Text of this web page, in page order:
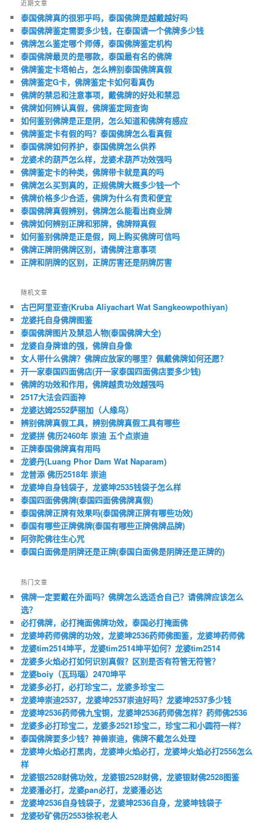
近期文章
泰国佛牌真的很邪乎吗，泰国佛牌是越戴越好吗
泰国佛牌鉴定需要多少钱，在泰国请一个佛牌多少钱
佛牌怎么鉴定哪个师傅，泰国佛牌鉴定机构
泰国佛牌最灵的是哪款，泰国最有名的佛牌
佛牌鉴定卡塔帕占，怎么辨别泰国佛牌真假
佛牌鉴定G卡，佛牌鉴定卡如何看真伪
佛牌的禁忌和注意事项，戴佛牌的好处和禁忌
佛牌如何辨认真假，佛牌鉴定网查询
如何鉴别佛牌是正是阴，怎么知道和佛牌有感应
佛牌鉴定卡有假的吗？泰国佛牌怎么看真假
泰国佛牌如何养护，泰国佛牌怎么供养
龙婆术的葫芦怎么样，龙婆术葫芦功效强吗
佛牌鉴定卡的种类，佛牌带卡就是真的吗
佛牌怎么买到真的，正规佛牌大概多少钱一个
佛牌价格多少合适，佛牌为什么有贵和便宜
泰国佛牌真假辨别，佛牌怎么能看出商业牌
佛牌如何辨别正牌和邪牌，佛牌辩真假
如何鉴别佛牌是正是假，网上购买佛牌可信吗
佛牌正牌阴佛牌区别，请佛牌注意事项
正牌和阴牌的区别，正牌厉害还是阴牌厉害
随机文章
古巴阿里亚查(Kruba Aliyachart Wat Sangkeowpothiyan)
龙婆托自身佛牌图鉴
泰国佛牌图片及禁忌人物(泰国佛牌大全)
龙婆自身牌谁的强，佛牌自身像
女人带什么佛牌？佛牌应放家的哪里？佩戴佛牌如何还愿？
开一家泰国四面佛店(开一家泰国四面佛店要多少钱)
佛牌的功效和作用，佛牌越贵功效越强吗
2517大法会四面神
龙婆达姆2552萨丽加（人缘鸟）
辨别佛牌真假工具，辨别佛牌真假工具有哪些
龙婆拼 佛历2460年 崇迪 五个点崇迪
正牌泰国佛牌真有用吗
龙婆丹(Luang Phor Dam Wat Naparam)
龙普添 佛历2518年 崇迪
龙婆坤自身钱袋子，龙婆坤2535钱袋子怎么样
泰国四面佛佛牌(泰国四面佛佛牌真假)
泰国佛牌正牌有效果吗(泰国佛牌正牌有哪些功效)
泰国有哪些正牌佛牌(泰国有哪些正牌佛牌品牌)
阿弥陀佛往生心咒
泰国白面佛是阴牌还是正牌(泰国白面佛是阴牌还是正牌的)
热门文章
佛牌一定要戴在外面吗？佛牌怎么选适合自己？请佛牌应该怎么
选？
必打佛牌，必打掩面佛牌功效，泰国必打掩面佛
龙婆坤药师佛牌的功效，龙婆坤2536药师佛图鉴，龙婆坤药师佛
龙婆tim2514坤平，龙婆tim2514坤平如何？龙婆tim2514
龙婆多火焰必打如何识别真假？区别是否有符管无符管？
龙婆boiy（瓦玛瑙）2470坤平
龙婆多必打，必打珍宝二，龙婆多珍宝二
龙婆坤崇迪2537，龙婆坤2537崇迪好吗？龙婆坤2537多少钱
龙婆坤2536药师佛九宝铜，龙婆坤2536药师佛怎样？药师佛2536
龙婆多必打珍宝二，龙婆多2521珍宝二，珍宝二和小圆符一样？
泰国佛牌要多少钱？神兽崇迪，佛牌不戴怎么处理
龙婆坤火焰必打黑肉，龙婆坤火焰必打，龙婆坤火焰必打2556怎么
样
龙婆银2528财佛功效，龙婆银2528财佛，龙婆银财佛2528图鉴
龙婆潘必打，龙婆pan必打，龙婆潘必达
龙婆坤2536自身钱袋子，龙婆坤2536自身，龙婆坤钱袋子
龙婆砂矿佛历2553徐祝老人